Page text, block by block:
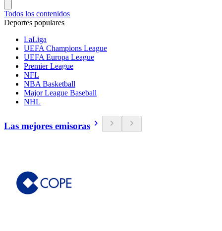
Todos los contenidos
Deportes populares
LaLiga
UEFA Champions League
UEFA Europa League
Premier League
NFL
NBA Basketball
Major League Baseball
NHL
Las mejores emisoras